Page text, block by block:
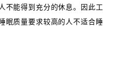
不能得到充分的休息。因此工
眠质量要求较高的人不适合睡